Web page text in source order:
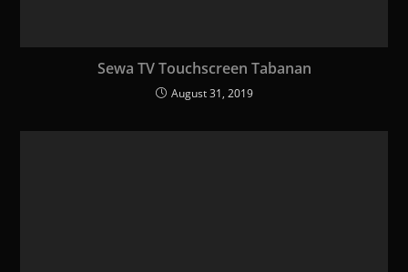
Sewa TV Touchscreen Tabanan
August 31, 2019